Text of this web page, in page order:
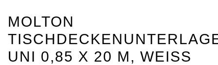
MOLTON
UNI 0,85 X 20 M, WEISS (